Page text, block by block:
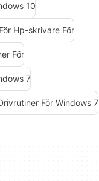
10
Hp-skrivare För
För
7
För Windows 7